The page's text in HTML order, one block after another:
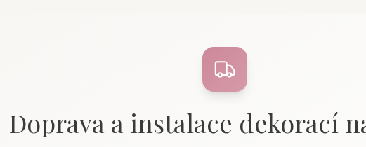
Doprava a instalace dekorací